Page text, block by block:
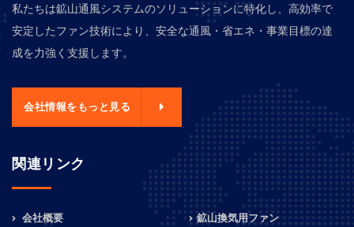
私たちは鉱山通風システムのソリューションに特化し、高効率で
安定したファン技術により、安全な通風・省エネ・事業目標の達
成を力強く支援します。
会社情報をもっと見る
関連リンク
会社概要 鉱山換気用ファン